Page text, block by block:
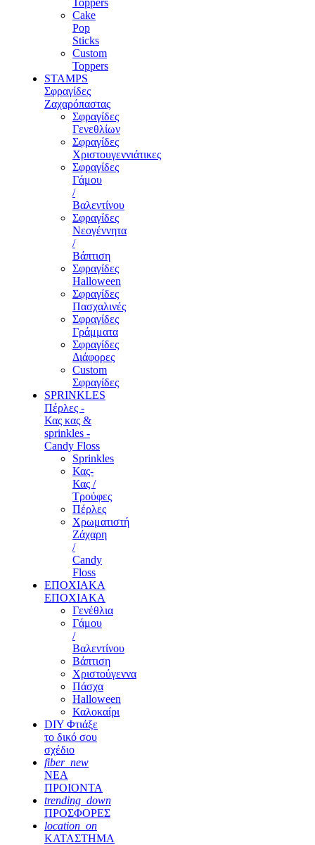
Cake
Pop
Sticks
Custom
Toppers
STAMPS
Σφραγίδες
Ζαχαρόπαστας
Σφραγίδες
Γενεθλίων
Σφραγίδες
Χριστουγεννιάτικες
Σφραγίδες
Γάμου
/
Βαλεντίνου
Σφραγίδες
Νεογέννητα
/
Βάπτιση
Σφραγίδες
Halloween
Σφραγίδες
Πασχαλινές
Σφραγίδες
Γράμματα
Σφραγίδες
Διάφορες
Custom
Σφραγίδες
SPRINKLES
Πέρλες -
Κας κας &
sprinkles -
Candy Floss
Sprinkles
Κας-
Κας /
Τρούφες
Πέρλες
Χρωματιστή
Ζάχαρη
/
Candy
Floss
ΕΠΟΧΙΑΚΑ
ΕΠΟΧΙΑΚΑ
Γενέθλια
Γάμου
/
Βαλεντίνου
Βάπτιση
Χριστούγεννα
Πάσχα
Halloween
Καλοκαίρι
DIY Φτιάξε
το δικό σου
σχέδιο
fiber_new
ΝΕΑ
ΠΡΟΙΟΝΤΑ
trending_down
ΠΡΟΣΦΟΡΕΣ
location_on
ΚΑΤΑΣΤΗΜΑ